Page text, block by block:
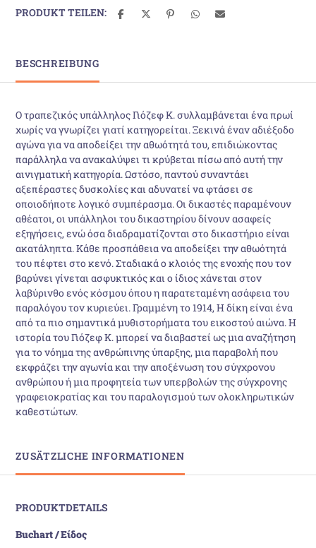
PRODUKT TEILEN:
BESCHREIBUNG
Ο τραπεζικός υπάλληλος Γιόζεφ Κ. συλλαμβάνεται ένα πρωί
χωρίς να γνωρίζει γιατί κατηγορείται. Ξεκινά έναν αδιέξοδο
αγώνα για να αποδείξει την αθωότητά του, επιδιώκοντας
παράλληλα να ανακαλύψει τι κρύβεται πίσω από αυτή την
αινιγματική κατηγορία. Ωστόσο, παντού συναντάει
αξεπέραστες δυσκολίες και αδυνατεί να φτάσει σε
οποιοδήποτε λογικό συμπέρασμα. Οι δικαστές παραμένουν
αθέατοι, οι υπάλληλοι του δικαστηρίου δίνουν ασαφείς
εξηγήσεις, ενώ όσα διαδραματίζονται στο δικαστήριο είναι
ακατάληπτα. Κάθε προσπάθεια να αποδείξει την αθωότητά
του πέφτει στο κενό. Σταδιακά ο κλοιός της ενοχής που τον
βαρύνει γίνεται ασφυκτικός και ο ίδιος χάνεται στον
λαβύρινθο ενός κόσμου όπου η παρατεταμένη ασάφεια του
παραλόγου τον κυριεύει. Γραμμένη το 1914, Η δίκη είναι ένα
από τα πιο σημαντικά μυθιστορήματα του εικοστού αιώνα. Η
ιστορία του Γιόζεφ Κ. μπορεί να διαβαστεί ως μια αναζήτηση
για το νόημα της ανθρώπινης ύπαρξης, μια παραβολή που
εκφράζει την αγωνία και την αποξένωση του σύγχρονου
ανθρώπου ή μια προφητεία των υπερβολών της σύγχρονης
γραφειοκρατίας και του παραλογισμού των ολοκληρωτικών
καθεστώτων.
ZUSÄTZLICHE INFORMATIONEN
PRODUKTDETAILS
Buchart / Είδος